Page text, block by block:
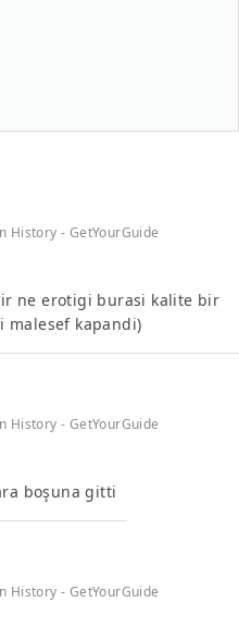
History - GetYourGuide
ne erotigi burasi kalite bir
malesef kapandi)
History - GetYourGuide
boşuna gitti
History - GetYourGuide